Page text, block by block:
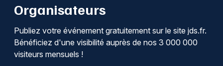
Organisateurs
Publiez votre événement gratuitement sur le site jds.fr.
Bénéficiez d'une visibilité auprès de nos 3 000 000
visiteurs mensuels !